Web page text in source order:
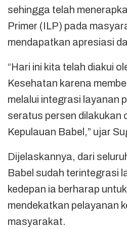
sehingga telah
Primer (ILP) pada
mendapatkan apresiasi
“Hari ini kita telah diakui
Kesehatan karena
melalui integrasi layanan
seratus persen dilakukan
Kepulauan Babel,” ujar
Dijelaskannya, dari
Babel sudah terintegrasi
kedepan ia berharap
mendekatkan pelayanan
masyarakat.